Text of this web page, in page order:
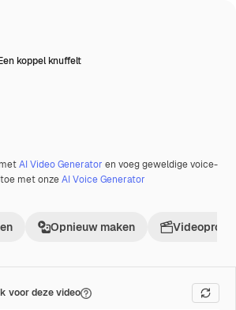
koppel knuffelt
AI Video Generator en voeg geweldige voice-
met onzeAI Voice Generator
Opnieuw maken
voor deze video